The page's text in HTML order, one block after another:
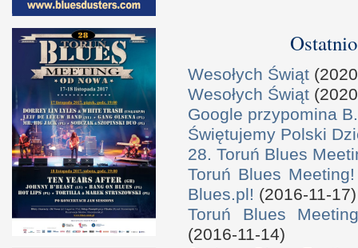
Wesołych Świąt
Wesołych Świąt
Google przypomina
Świętujemy Polski
28. Toruń Blues
Toruń Blues
Blues.pl! (2016-11-17)
Toruń Blues
(2016-11-14)